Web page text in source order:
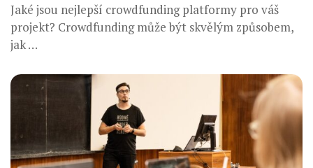
Jaké jsou nejlepší crowdfunding platformy pro váš
projekt? Crowdfunding může být skvělým způsobem,
jak …